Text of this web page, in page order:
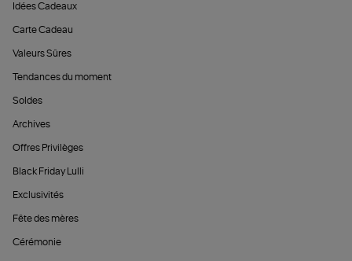
Idées Cadeaux
Carte Cadeau
Valeurs Sûres
Tendances du moment
Soldes
Archives
Offres Privilèges
Black Friday Lulli
Exclusivités
Fête des mères
Cérémonie